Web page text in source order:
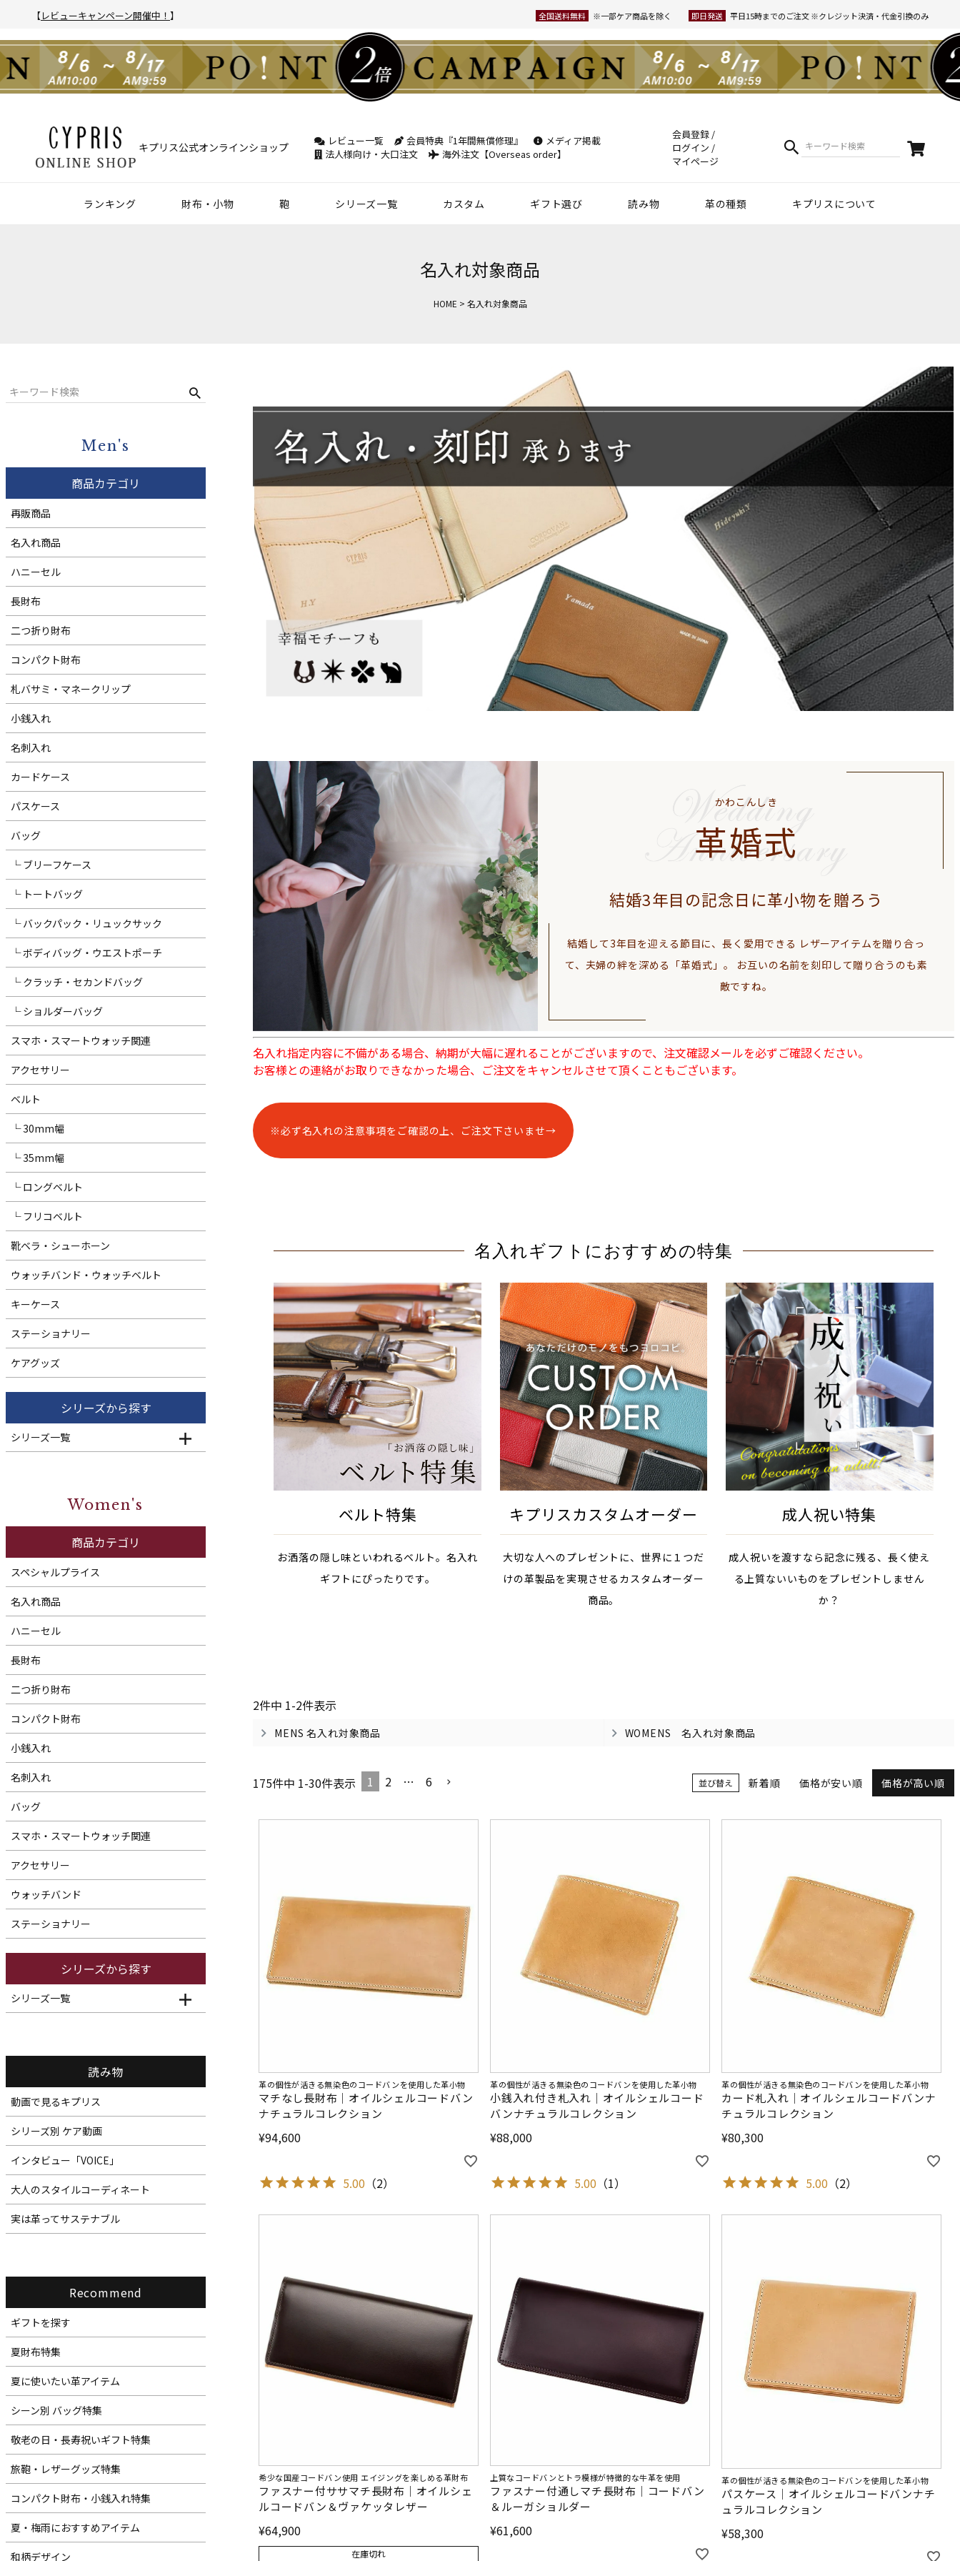
【レビューキャンペーン開催中！ 】 全国送料無料 ※一部ケア商品を除く 即日発送 平日15時までのご注文 ※クレジット決済・代金引換のみ
キプリス公式オンラインショップ レビュー一覧 会員特典『1年間無償修理』
メディア掲載
法人様向け・大口注文
海外注文【Overseas order】
会員登録
ログイン
マイページ
検索
ランキング
財布・小物
小銭入れ
再販アイテム
鞄
シリーズ一覧 カスタム
ギフト選び
読み物
革の種類
キプリスについて
名入れ対象商品
HOME 名入れ対象商品
Men's
商品カテゴリ
再販商品
名入れ商品
ハニーセル
長財布
二つ折り財布
コンパクト財布
札バサミ・マネークリップ
小銭入れ
名刺入れ
カードケース
パスケース
バッグ
└ ブリーフケース
└ トートバッグ
└ バックパック・リュックサック
└ ボディバッグ・ウエストポーチ
└ クラッチ・セカンドバッグ
└ ショルダーバッグ
スマホ・スマートウォッチ関連
アクセサリー
ベルト
└ 30mm幅
└ 35mm幅
└ ロングベルト
└ フリコベルト
靴ベラ・シューホーン
ウォッチバンド・ウォッチベルト
キーケース
ステーショナリー
ケアグッズ
シリーズから探す
シリーズ一覧
Women's
商品カテゴリ
スペシャルプライス
名入れ商品
ハニーセル
長財布
二つ折り財布
コンパクト財布
小銭入れ
名刺入れ
バッグ
スマホ・スマートウォッチ関連
アクセサリー
ウォッチバンド
ステーショナリー
シリーズから探す
シリーズ一覧
読み物
動画で見るキプリス
シリーズ別 ケア動画
インタビュー「VOICE」
大人のスタイルコーディネート
実は革ってサステナブル
Recommend
ギフトを探す
夏財布特集
夏に使いたい革アイテム
シーン別 バッグ特集
敬老の日・長寿祝いギフト特集
旅鞄・レザーグッズ特集
コンパクト財布・小銭入れ特集
夏・梅雨におすすめアイテム
和柄デザイン
かわこんしき
革婚式
結婚3年目の記念日に革小物を贈ろう
結婚して3年目を迎える節目に、長く愛用できる レザーアイテムを贈り合っ
て、夫婦の絆を深める「革婚式」。
お互いの名前を刻印して贈り合うのも素
敵ですね。
名入れ指定内容に不備がある場合、納期が大幅に遅れることがございますので、注文確認メールを必ずご確認ください。
お客様との連絡がお取りできなかった場合、ご注文をキャンセルさせて頂くこともございます。
※必ず名入れの注意事項をご確認の上、ご注文下さいませ→
名入れギフトにおすすめの特集
ベルト特集
お洒落の隠し味といわれるベルト。名入れ
ギフトにぴったりです。
キプリスカスタムオーダー
大切な人へのプレゼントに、世界に１つだ
けの革製品を実現させるカスタムオーダー
商品。
成人祝い特集
成人祝いを渡すなら記念に残る、長く使え
る上質ないいものをプレゼントしません
か？
2件中 1-2件表示
MENS 名入れ対象商品 WOMENS 名入れ対象商品
並び替え 価格が安い順 価格が高い順
新着順
175件中 1-30件表示 1 2 … 6
革の個性が活きる無染色のコードバンを使用した革小物
マチなし長財布｜オイルシェルコードバン
ナチュラルコレクション
¥94,600
5.00 （2）
革の個性が活きる無染色のコードバンを使用した革小物
小銭入れ付き札入れ｜オイルシェルコード
バンナチュラルコレクション
¥88,000
5.00 （1）
革の個性が活きる無染色のコードバンを使用した革小物
カード札入れ｜オイルシェルコードバンナ
チュラルコレクション
¥80,300
5.00 （2）
希少な国産コードバン使用 エイジングを楽しめる革財布
ファスナー付ササマチ長財布｜オイルシェ
ルコードバン＆ヴァケッタレザー
¥64,900
在庫切れ
上質なコードバンとトラ模様が特徴的な牛革を使用
ファスナー付通しマチ長財布｜コードバン
＆ルーガショルダー
¥61,600
革の個性が活きる無染色のコードバンを使用した革小物
パスケース｜オイルシェルコードバンナチ
ュラルコレクション
¥58,300